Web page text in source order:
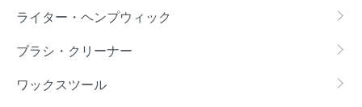
ライター・ヘンプウィック
ブラシ・クリーナー
ワックスツール